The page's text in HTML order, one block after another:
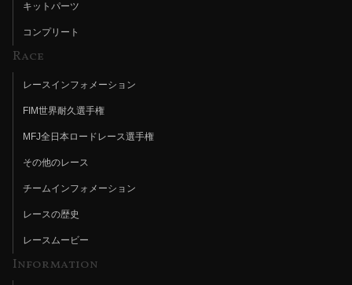
キットパーツ
コンプリート
Race
レースインフォメーション
FIM世界耐久選手権
MFJ全日本ロードレース選手権
その他のレース
チームインフォメーション
レースの歴史
レースムービー
Information